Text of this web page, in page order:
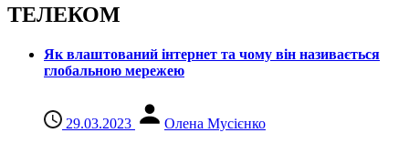
ТЕЛЕКОМ
Як влаштований інтернет та чому він називається
глобальною мережею
29.03.2023 Олена Мусієнко